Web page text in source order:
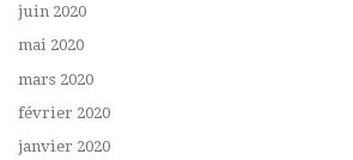
juin 2020
mai 2020
mars 2020
février 2020
janvier 2020